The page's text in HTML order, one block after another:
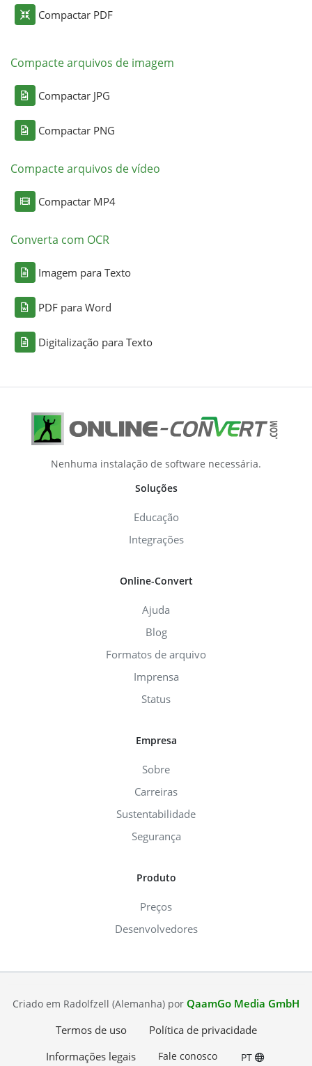
Compactar PDF
Compacte arquivos de imagem
Compactar JPG
Compactar PNG
Compacte arquivos de vídeo
Compactar MP4
Converta com OCR
Imagem para Texto
PDF para Word
Digitalização para Texto
Nenhuma instalação de software necessária.
Soluções
Educação
Integrações
Online-Convert
Ajuda
Blog
Formatos de arquivo
Imprensa
Status
Empresa
Sobre
Carreiras
Sustentabilidade
Segurança
Produto
Preços
Desenvolvedores
Criado em Radolfzell (Alemanha) por QaamGo Media GmbH
Termos de uso
Política de privacidade
Informações legais
Fale conosco PT